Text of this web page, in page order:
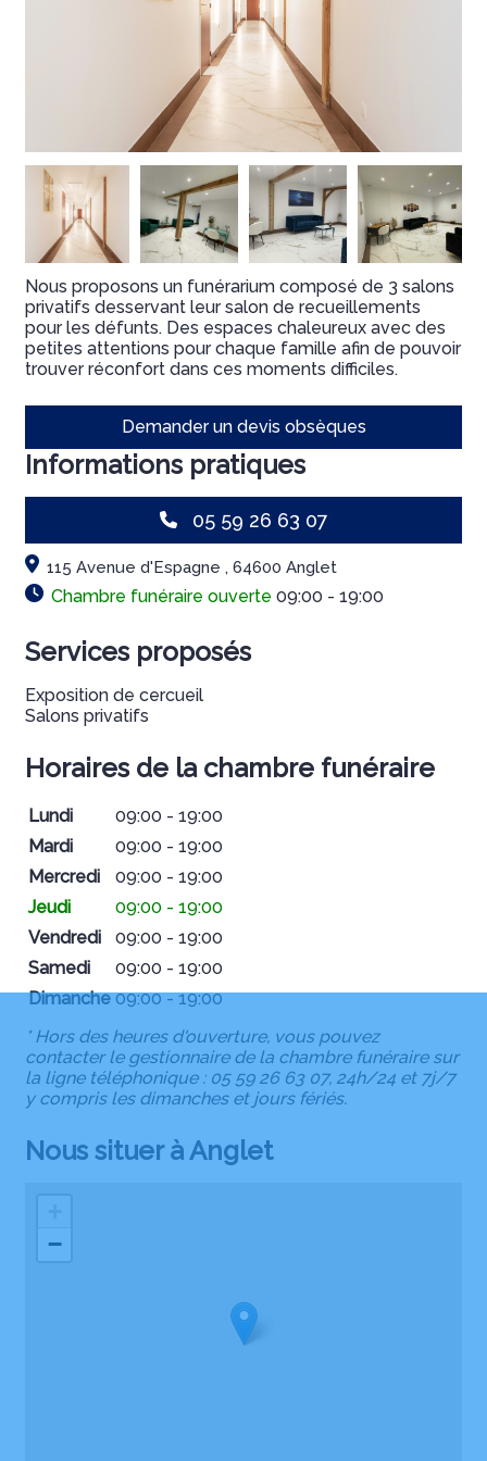
Nous proposons un funérarium composé de 3 salons
privatifs desservant leur salon de recueillements
pour les défunts. Des espaces chaleureux avec des
petites attentions pour chaque famille afin de pouvoir
trouver réconfort dans ces moments difficiles.
Demander un devis obsèques
Informations pratiques
05 59 26 63 07
115 Avenue d'Espagne , 64600 Anglet
Chambre funéraire ouverte 09:00 - 19:00
Services proposés
Exposition de cercueil
Salons privatifs
Horaires de la chambre funéraire
Lundi
09:00 - 19:00
Mardi
09:00 - 19:00
Mercredi
09:00 - 19:00
Jeudi
09:00 - 19:00
Vendredi
09:00 - 19:00
Samedi
09:00 - 19:00
Dimanche 09:00 - 19:00
* Hors des heures d'ouverture, vous pouvez
contacter le gestionnaire de la chambre funéraire sur
la ligne téléphonique : 05 59 26 63 07, 24h/24 et 7j/7
y compris les dimanches et jours fériés.
Nous situer à Anglet
−